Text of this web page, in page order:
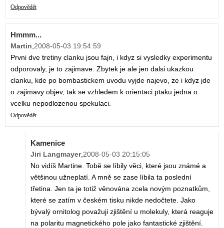
Odpovědět
Hmmm...
Martin,2008-05-03 19:54:59
Prvni dve tretiny clanku jsou fajn, i kdyz si vysledky experimentu
odporovaly, je to zajimave. Zbytek je ale jen dalsi ukazkou
clanku, kde po bombastickem uvodu vyjde najevo, ze i kdyz jde
o zajimavy objev, tak se vzhledem k orientaci ptaku jedna o
vcelku nepodlozenou spekulaci.
Odpovědět
Kamenice
Jiri Langmayer,2008-05-03 20:15:05
No vidíš Martine. Tobě se líbily věci, které jsou známé a
většinou užneplatí. A mně se zase líbila ta poslední
třetina. Jen ta je totiž věnována zcela novým poznatkům,
které se zatím v českém tisku nikde nedočtete. Jako
bývalý ornitolog považuji zjištění u molekuly, která reaguje
na polaritu magnetického pole jako fantastické zjištění.